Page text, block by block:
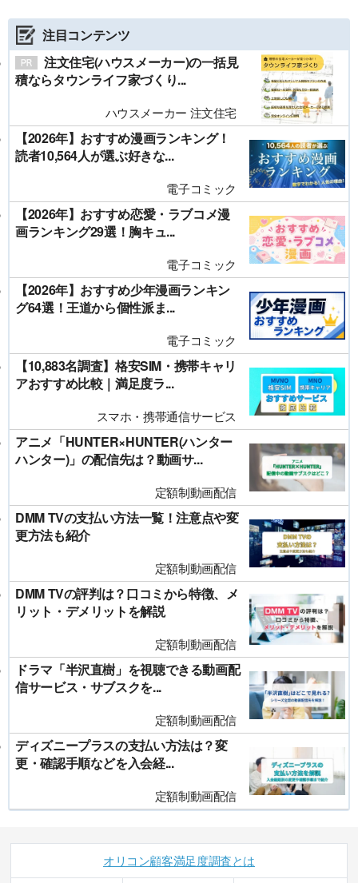
注目コンテンツ
注文住宅(ハウスメーカー)の一括見
積ならタウンライフ家づくり...
ハウスメーカー 注文住宅
【2026年】おすすめ漫画ランキング！
読者10,564人が選ぶ好きな...
電子コミック
【2026年】おすすめ恋愛・ラブコメ漫
画ランキング29選！胸キュ...
電子コミック
【2026年】おすすめ少年漫画ランキン
グ64選！王道から個性派ま...
電子コミック
【10,883名調査】格安SIM・携帯キャリ
アおすすめ比較｜満足度ラ...
スマホ・携帯通信サービス
アニメ「HUNTER×HUNTER(ハンター
ハンター)」の配信先は？動画サ...
定額制動画配信
DMM TVの支払い方法一覧！注意点や変
更方法も紹介
定額制動画配信
DMM TVの評判は？口コミから特徴、メ
リット・デメリットを解説
定額制動画配信
ドラマ「半沢直樹」を視聴できる動画配
信サービス・サブスクを...
定額制動画配信
ディズニープラスの支払い方法は？変
更・確認手順などを入会経...
定額制動画配信
オリコン顧客満足度調査とは